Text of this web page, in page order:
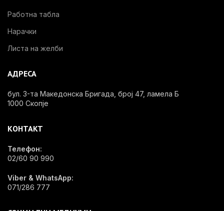
Работна табла
Нарачки
Листа на желби
АДРЕСА
бул. 3-та Македонска Бригада, број 47, ламела Б
1000 Скопје
КОНТАКТ
Телефон:
02/60 90 990
Viber & WhatsApp:
071/286 777